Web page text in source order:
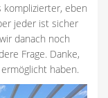
komplizierter, eben
jeder ist sicher
danach noch
Frage. Danke,
haben.